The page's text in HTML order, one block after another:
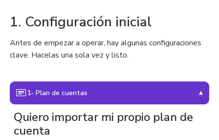
1. Configuración inicial
Antes de empezar a operar, hay algunas configuraciones
clave. Hacelas una sola vez y listo.
1- Plan de cuentas ▾
Quiero importar mi propio plan de
cuenta